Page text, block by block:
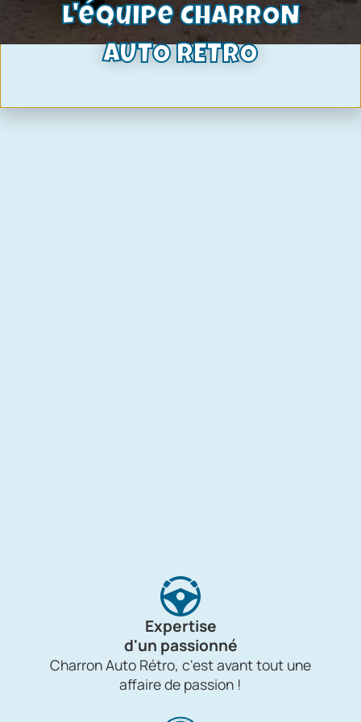
Expertise
d'un passionné
Charron Auto Rétro, c'est avant tout une
affaire de passion !
L'équipe CHARRON
AUTO RETRO